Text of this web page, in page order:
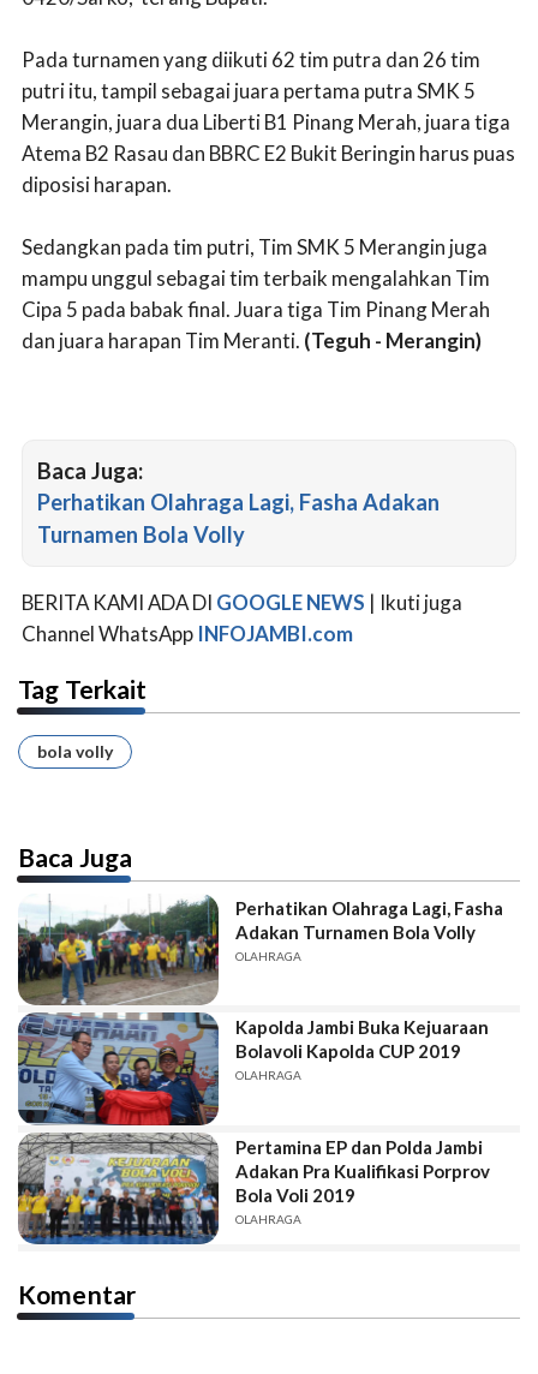
Pada turnamen yang diikuti 62 tim putra dan 26 tim
putri itu, tampil sebagai juara pertama putra SMK 5
Merangin, juara dua Liberti B1 Pinang Merah, juara tiga
Atema B2 Rasau dan BBRC E2 Bukit Beringin harus puas
diposisi harapan.
Sedangkan pada tim putri, Tim SMK 5 Merangin juga
mampu unggul sebagai tim terbaik mengalahkan Tim
Cipa 5 pada babak final. Juara tiga Tim Pinang Merah
dan juara harapan Tim Meranti. (Teguh - Merangin)
Baca Juga:
Perhatikan Olahraga Lagi, Fasha Adakan
Turnamen Bola Volly
BERITA KAMI ADA DI GOOGLE NEWS | Ikuti juga
Channel WhatsApp INFOJAMBI.com
Tag Terkait
bola volly
Baca Juga
Perhatikan Olahraga Lagi, Fasha
Adakan Turnamen Bola Volly
OLAHRAGA
Kapolda Jambi Buka Kejuaraan
Bolavoli Kapolda CUP 2019
OLAHRAGA
Pertamina EP dan Polda Jambi
Adakan Pra Kualifikasi Porprov
Bola Voli 2019
OLAHRAGA
Komentar